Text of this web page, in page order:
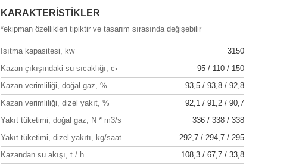
KARAKTERISTIKLER
*ekipman özellikleri tipiktir ve tasarım sırasında değişebilir
Isıtma kapasitesi, kw
3150
Kazan çıkışındaki su sıcaklığı, c◦
95 / 110 / 150
Kazan verimliliği, doğal gaz, %
93,5 / 93,8 / 92,8
Kazan verimliliği, dizel yakıt, %
92,1 / 91,2 / 90,7
Yakıt tüketimi, doğal gaz, N * m3/s
336 / 338 / 338
Yakıt tüketimi, dizel yakıtı, kg/saat
292,7 / 294,7 / 295
Kazandan su akışı, t / h
108,3 / 67,7 / 33,8